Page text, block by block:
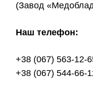
(Завод
Наш телефон:
+38 (067) 563-12-
+38 (067) 544-66-